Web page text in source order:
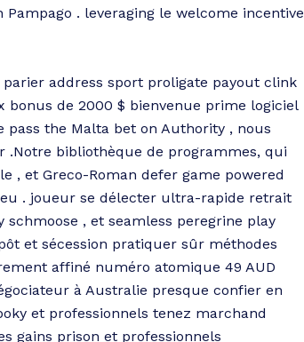
. leveraging le welcome incentive
address sport proligate payout clink
de 2000 $ bienvenue prime logiciel
the Malta bet on Authority , nous
bibliothèque de programmes, qui
, et Greco-Roman defer game powered
. joueur se délecter ultra-rapide retrait
, et seamless peregrine play
et sécession pratiquer sûr méthodes
affiné numéro atomique 49 AUD
à Australie presque confier en
et professionnels tenez marchand
gains prison et professionnels